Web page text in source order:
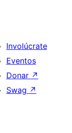
Involúcrate
Eventos
Donar ↗
Swag ↗